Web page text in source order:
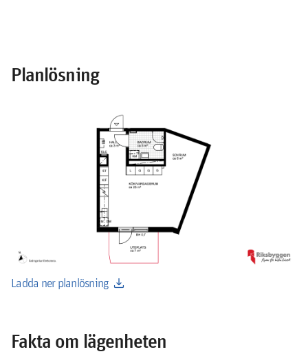
Planlösning
Ladda ner planlösning download
Fakta om lägenheten